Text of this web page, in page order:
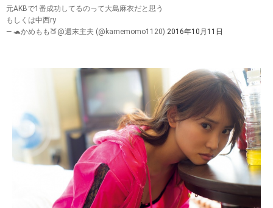
元AKBで1番成功してるのって大島麻衣だと思う
もしくは中西ry
— 🐢かめもも🍑@週末主夫 (@kamemomo1120) 2016年10月11日